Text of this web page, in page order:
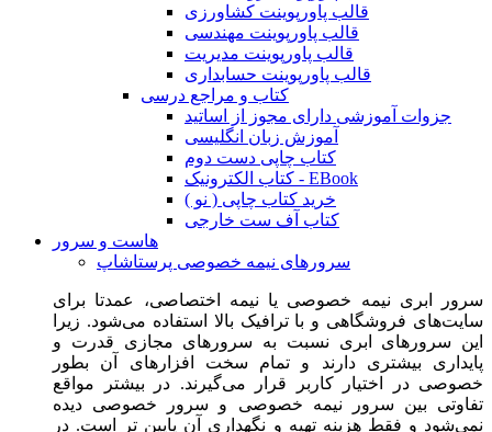
قالب پاورپوینت کشاورزی
قالب پاورپوینت مهندسی
قالب پاورپوینت مدیریت
قالب پاورپوینت حسابداری
کتاب و مراجع درسی
جزوات آموزشی دارای مجوز از اساتید
آموزش زبان انگلیسی
کتاب چاپی دست دوم
کتاب الکترونیک - EBook
خرید کتاب چاپی ( نو )
کتاب آف ست خارجی
هاست و سرور
سرورهای نیمه خصوصی پرستاشاپ
سرور ابری نیمه خصوصی یا نیمه اختصاصی، عمدتا برای
سایت‌های فروشگاهی و با ترافیک بالا استفاده می‌شود. زیرا
این سرورهای ابری نسبت به سرورهای مجازی قدرت و
پایداری بیشتری دارند و تمام سخت افزارهای آن بطور
خصوصی در اختیار کاربر قرار می‌گیرند. در بیشتر مواقع
تفاوتی بین سرور نیمه خصوصی و سرور خصوصی دیده
نمی‌شود و فقط هزینه تهیه و نگهداری آن پایین تر است. در